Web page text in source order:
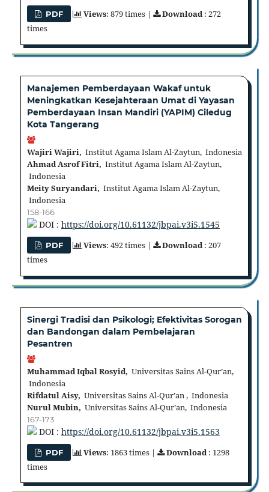
PDF Views: 879 times | Download: 272
times
Manajemen Pemberdayaan Wakaf untuk
Meningkatkan Kesejahteraan Umat di Yayasan
Pemberdayaan Insan Mandiri (YAPIM) Ciledug
Kota Tangerang
Wajiri Wajiri, Institut Agama Islam Al-Zaytun, Indonesia
Ahmad Asrof Fitri, Institut Agama Islam Al-Zaytun,
Indonesia
Meity Suryandari, Institut Agama Islam Al-Zaytun,
Indonesia
158-166
DOI : https://doi.org/10.61132/jbpai.v3i5.1545
PDF Views: 492 times | Download: 207
times
Sinergi Tradisi dan Psikologi; Efektivitas Sorogan
dan Bandongan dalam Pembelajaran
Pesantren
Muhammad Iqbal Rosyid, Universitas Sains Al-Qur’an,
Indonesia
Rifdatul Aisy, Universitas Sains Al-Qur’an , Indonesia
Nurul Mubin, Universitas Sains Al-Qur’an, Indonesia
167-173
DOI : https://doi.org/10.61132/jbpai.v3i5.1563
PDF Views: 1863 times | Download : 1298
times